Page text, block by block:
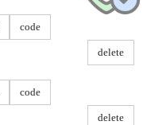
code
delete
code
delete